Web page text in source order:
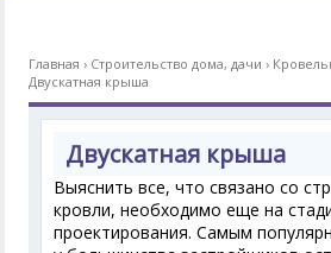
Главная › Строительство дома, дачи ›
Двускатная крыша
Двускатная крыша
Выяснить все, что связано со
кровли, необходимо еще на
проектирования. Самым